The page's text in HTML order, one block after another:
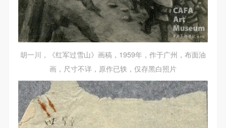
胡一川，《红军过雪山》画稿，1959年，作于广州，布面油
画，尺寸不详，原作已轶，仅存黑白照片